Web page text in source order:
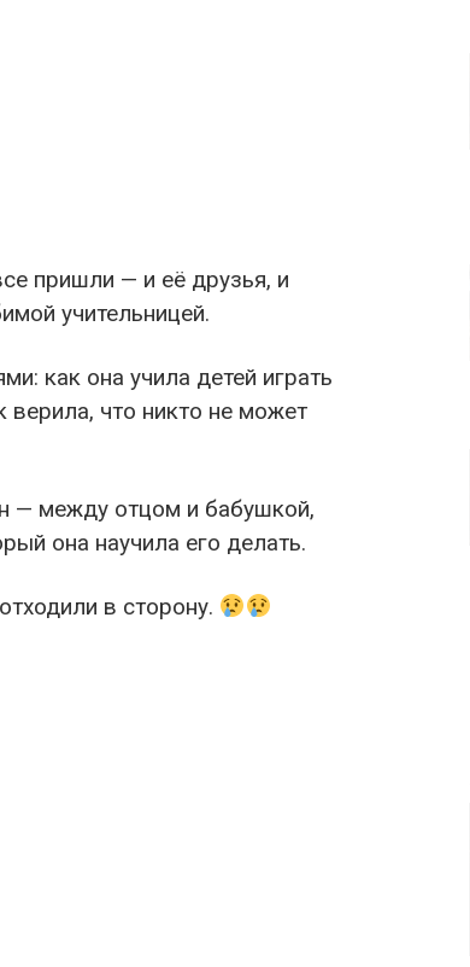
пришли — и её друзья, и
учительницей.
как она учила детей играть
верила, что никто не может
— между отцом и бабушкой,
она научила его делать.
в сторону.